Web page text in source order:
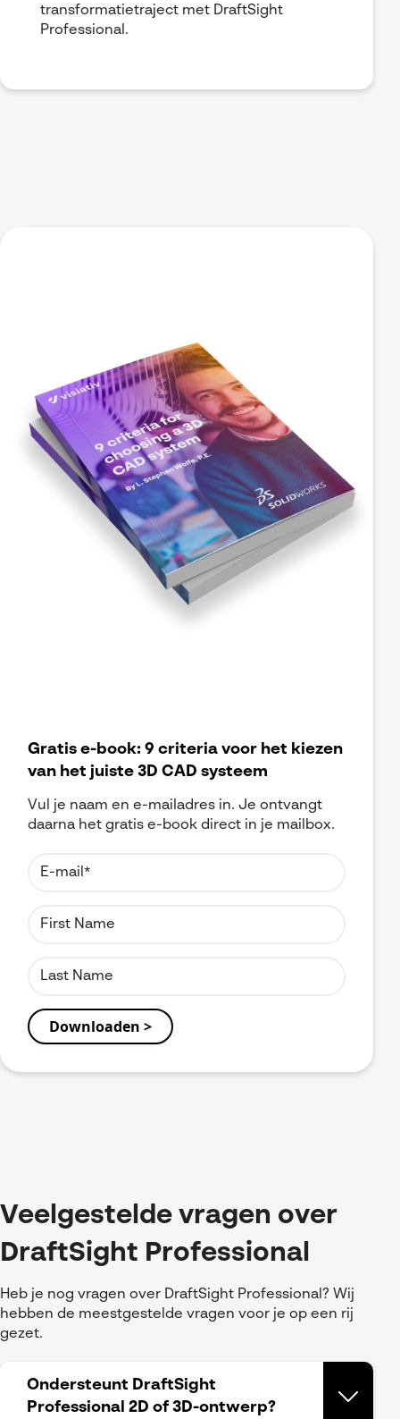
transformatietraject met DraftSight
Professional.
Gratis e-book: 9 criteria voor het kiezen
van het juiste 3D CAD systeem
Vul je naam en e-mailadres in. Je ontvangt
daarna het gratis e-book direct in je mailbox.
Veelgestelde vragen over
DraftSight Professional
Heb je nog vragen over DraftSight Professional? Wij
hebben de meestgestelde vragen voor je op een rij
gezet.
Ondersteunt DraftSight
Professional 2D of 3D-ontwerp?